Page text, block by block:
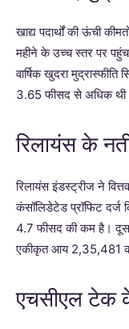
खाद्य पदार्थों की ऊंची
महीने के उच्च स्तर पर
वार्षिक खुदरा
3.65 फीसद से अधिक
रिलायंस के
रिलायंस इंडस्ट्रीज ने
कंसॉलिडेटेड प्रॉफिट दर्ज
4.7 फीसद की कम है।
एकीकृत आय 2,35,481
एचसीएल टेक